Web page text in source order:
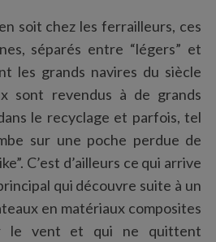
soit chez les ferrailleurs, ces
séparés entre “légers” et
les grands navires du siècle
sont revendus à de grands
le recyclage et parfois, tel
sur une poche perdue de
C’est d’ailleurs ce qui arrive
qui découvre suite à un
en matériaux composites
le vent et qui ne quittent